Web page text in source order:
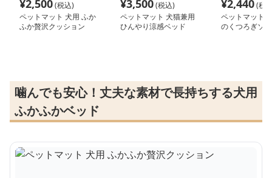
¥2,500(税込)
ペットマット 犬用 ふか
ふか贅沢クッション
¥3,500(税込)
ペットマット 犬猫兼用
ひんやり涼感ベッド
¥2,440(税
ペットマット
のくつろぎソ
噛んでも安心！丈夫な素材で長持ちする犬用
ふかふかベッド